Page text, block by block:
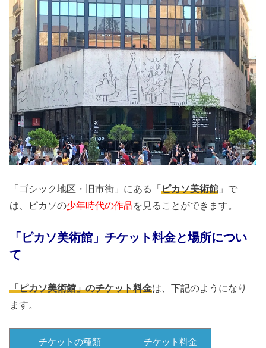
「ゴシック地区・旧市街」にある「ピカソ美術館 」で
は、ピカソの少年時代の作品を見ることができます。
「ピカソ美術館」チケット料金と場所につい
て
「ピカソ美術館」のチケット料金は、下記のようになり
ます。
チケットの種類 チケット料金